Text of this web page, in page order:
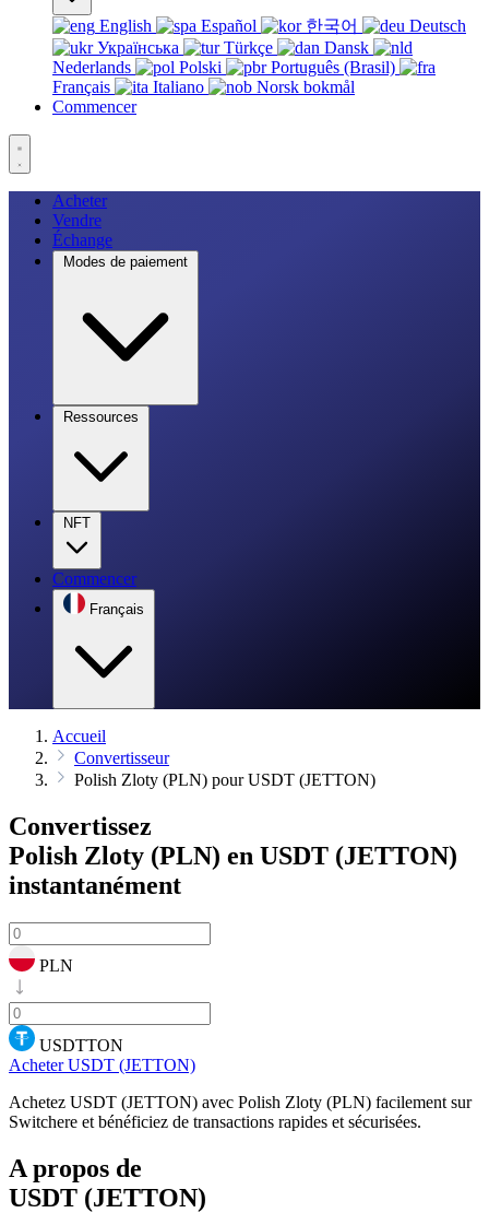
English Español 한국어
Deutsch
Українська
Türkçe
Dansk
Nederlands
Polski
Português (Brasil)
Français
Italiano
Norsk bokmål
Commencer
Acheter
Vendre
Échange
Modes de paiement
Ressources
NFT
Commencer
Français
Accueil
Convertisseur
Polish Zloty (PLN) pour USDT (JETTON)
Convertissez
Polish Zloty (PLN) en USDT (JETTON)
instantanément
PLN
USDTTON
Acheter USDT (JETTON)
Achetez USDT (JETTON) avec Polish Zloty (PLN) facilement sur
Switchere et bénéficiez de transactions rapides et sécurisées.
A propos de
USDT (JETTON)